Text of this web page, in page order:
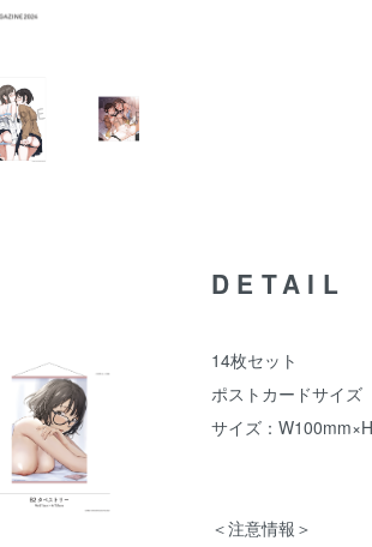
DETAIL
14枚セット
ポストカードサイズ
サイズ：
＜注意情報＞